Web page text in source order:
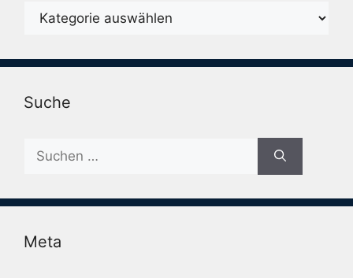
Karegorien
Suche
Suche
nach:
Meta